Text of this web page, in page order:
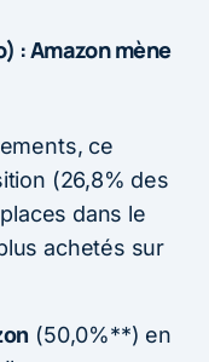
: Amazon mène
ce
(26,8% des
dans le
achetés sur
(50,0%**) en